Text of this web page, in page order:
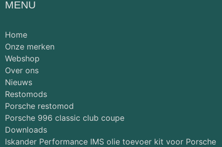
MENU
Home
Onze merken
Webshop
Over ons
Nieuws
Restomods
Porsche restomod
Porsche 996 classic club coupe
Downloads
Iskander Performance IMS olie toevoer kit voor Porsche